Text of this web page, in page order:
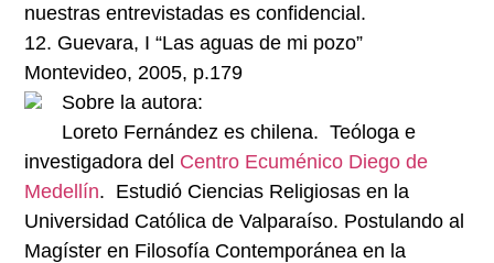
nuestras entrevistadas es confidencial.
12. Guevara, I “Las aguas de mi pozo”
Montevideo, 2005, p.179
Sobre la autora:
Loreto Fernández es chilena. Teóloga e
investigadora del Centro Ecuménico Diego de
Medellín. Estudió Ciencias Religiosas en la
Universidad Católica de Valparaíso. Postulando al
Magíster en Filosofía Contemporánea en la